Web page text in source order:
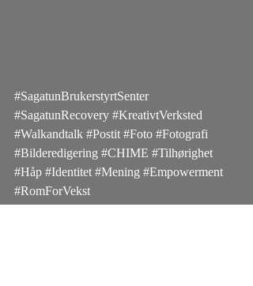
#SagatunBrukerstyrtSenter
#SagatunRecovery #KreativtVerksted
#Walkandtalk #Postit #Foto #Fotografi
#Bilderedigering #CHIME #Tilhørighet
#Håp #Identitet #Mening #Empowerment
#RomForVekst